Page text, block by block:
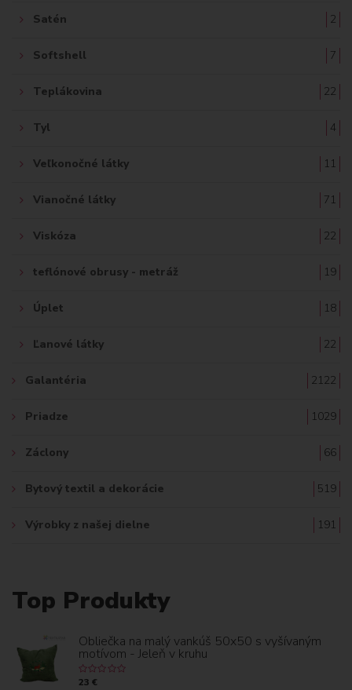
Satén 2
Softshell 7
Teplákovina 22
Tyl 4
Veľkonočné látky 11
Vianočné látky 71
Viskóza 22
teflónové obrusy - metráž 19
Úplet 18
Ľanové látky 22
Galantéria 2122
Priadze 1029
Záclony 66
Bytový textil a dekorácie 519
Výrobky z našej dielne 191
Top Produkty
Obliečka na malý vankúš 50x50 s vyšívaným
motívom - Jeleň v kruhu
23 €